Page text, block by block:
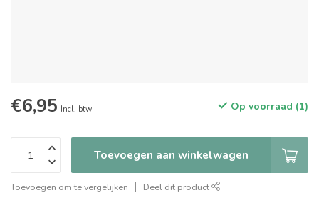
€6,95 Incl. btw Op voorraad (1)
Toevoegen aan winkelwagen
Toevoegen om te vergelijken Deel dit product